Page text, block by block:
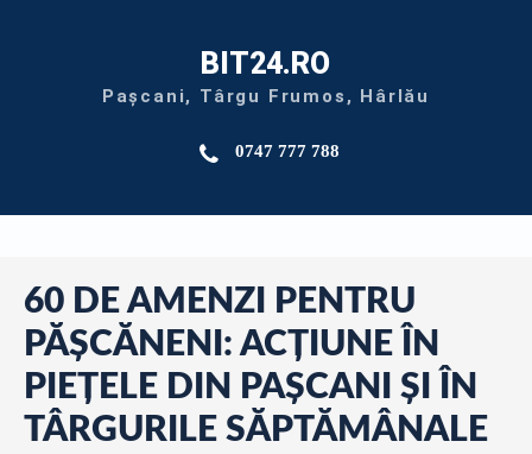
BIT24.RO
Pașcani, Târgu Frumos, Hârlău
0747 777 788
60 DE AMENZI PENTRU
PĂȘCĂNENI: ACŢIUNE ÎN
PIEŢELE DIN PAŞCANI ŞI ÎN
TÂRGURILE SĂPTĂMÂNALE